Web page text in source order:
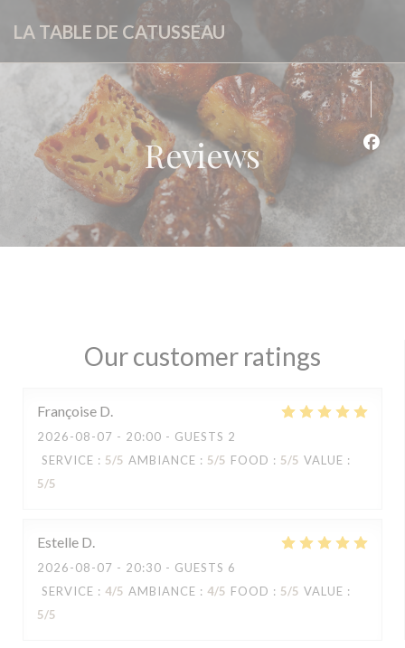
Personalizing your cookie choices
LA TABLE DE CATUSSEAU
Reviews
Our customer ratings
Françoise D
2026-08-07 - 20:00 - GUESTS 2
SERVICE : 5/5 AMBIANCE : 5/5 FOOD : 5/5 VALUE :
5/5
Estelle D
2026-08-07 - 20:30 - GUESTS 6
SERVICE : 4/5 AMBIANCE : 4/5 FOOD : 5/5 VALUE :
5/5